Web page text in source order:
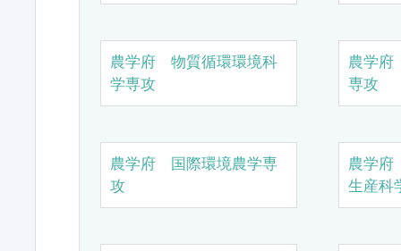
農学府 物質循環環境科
学専攻
農学
専攻
農学府 国際環境農学専
攻
農学
生産科